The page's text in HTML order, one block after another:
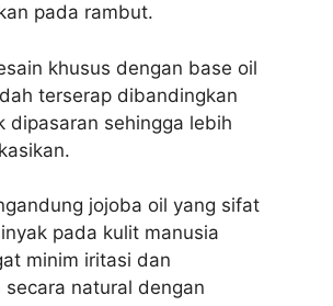
pada rambut.
khusus dengan base oil
terserap dibandingkan
dipasaran sehingga lebih
jojoba oil yang sifat
pada kulit manusia
minim iritasi dan
natural dengan